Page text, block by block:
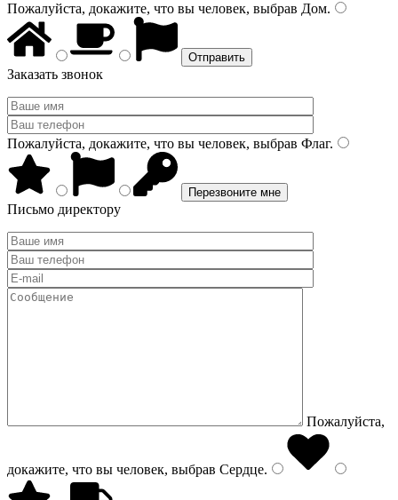
Пожалуйста, докажите, что вы человек, выбрав Дом.
Заказать звонок
Пожалуйста, докажите, что вы человек, выбрав Флаг.
Письмо директору
Пожалуйста,
докажите, что вы человек, выбрав Сердце.